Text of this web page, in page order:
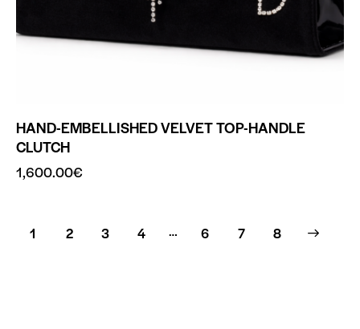
HAND-EMBELLISHED VELVET TOP-HANDLE
CLUTCH
1,600.00€
1 2 3 4 … 6 7 8
→